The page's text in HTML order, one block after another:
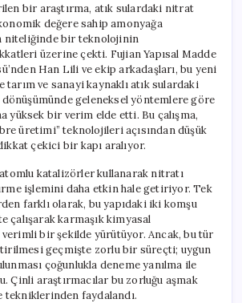
Yenilikçi
Teknolojide
Üç
Kat
Artırdı
için
bir araştırma, atık sulardaki nitrat
değere sahip amonyağa
niteliğinde bir teknolojinin
üzerine çekti. Fujian Yapısal Madde
Han Lili ve ekip arkadaşları, bu yeni
ve sanayi kaynaklı atık sulardaki
geleneksel yöntemlere göre
yüksek bir verim elde etti. Bu çalışma,
üretimi” teknolojileri açısından düşük
çekici bir kapı aralıyor.
katalizörler kullanarak nitratı
işlemini daha etkin hale getiriyor. Tek
farklı olarak, bu yapıdaki iki komşu
çalışarak karmaşık kimyasal
verimli bir şekilde yürütüyor. Ancak, bu tür
geçmişte zorlu bir süreçti; uygun
çoğunlukla deneme yanılma ile
Çinli araştırmacılar bu zorluğu aşmak
faydalandı.